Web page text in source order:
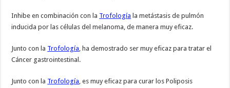
Inhibe en combinación con la Trofología la metástasis de pulmón
inducida por las células del melanoma, de manera muy eficaz.
Junto con la Trofología, ha demostrado ser muy eficaz para tratar el
Cáncer gastrointestinal.
Junto con la Trofología, es muy eficaz para curar los Poliposis